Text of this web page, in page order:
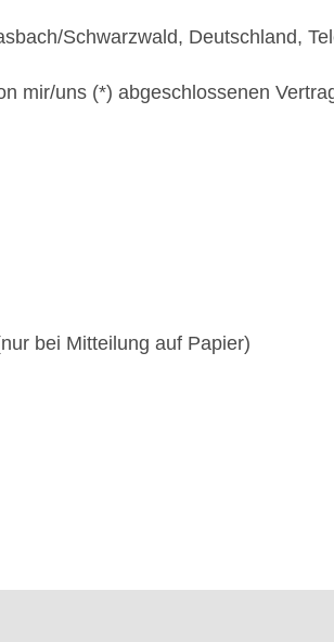
Schwarzwald, Deutschland,
mir/uns (*) abgeschlossenen
bei Mitteilung auf Papier)